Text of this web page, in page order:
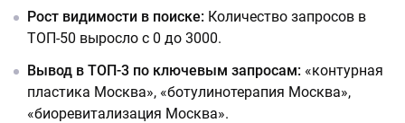
Рост видимости в поиске: Количество запросов в
ТОП-50 выросло с 0 до 3000.
Вывод в ТОП-3 по ключевым запросам: «контурная
пластика Москва», «ботулинотерапия Москва»,
«биоревитализация Москва».